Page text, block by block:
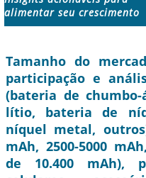
alimentar seu crescimento
Tamanho do
participação e
(bateria de
lítio, bateria de
níquel metal,
mAh, 2500-5000
de 10.400 mAh),